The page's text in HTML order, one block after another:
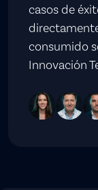
casos de
consumido
Innovación